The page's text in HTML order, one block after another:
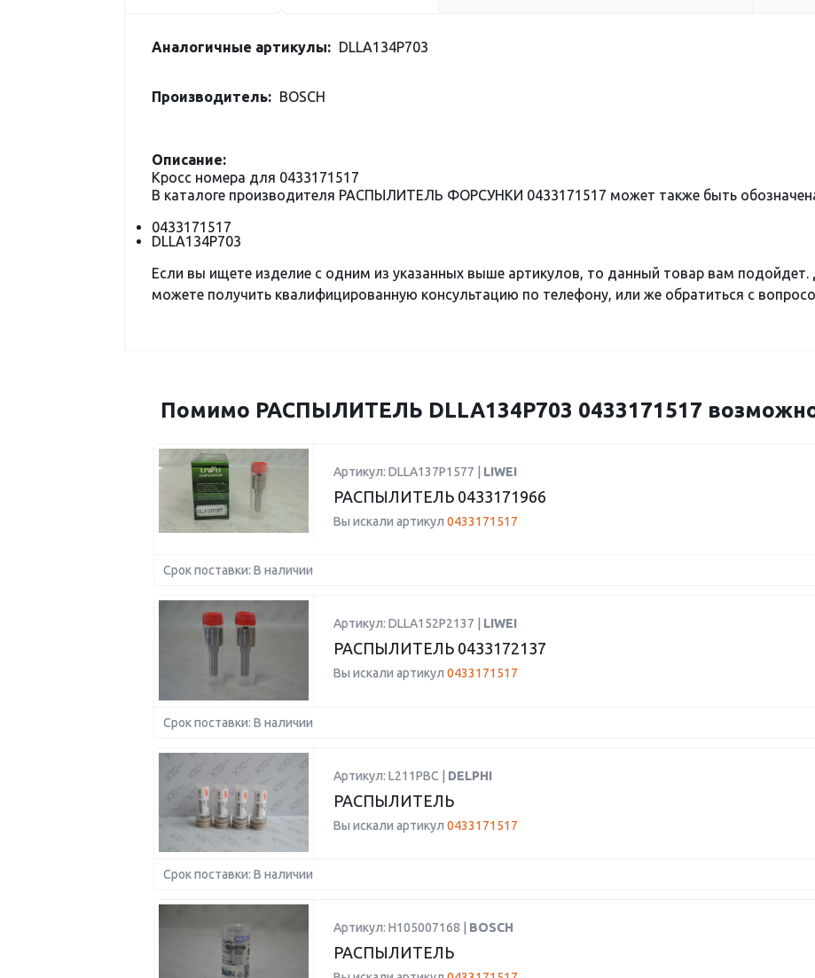
Аналогичные артикулы: DLLA134P703
Производитель: BOSCH
Описание:
Кросс номера для 0433171517
В каталоге производителя РАСПЫЛИТЕЛЬ ФОРСУНКИ 0433171517 может также быть
0433171517
DLLA134P703
Если вы ищете изделие с одним из указанных выше артикулов, то данный товар вам
можете получить квалифицированную консультацию по телефону, или же обратиться с
Помимо РАСПЫЛИТЕЛЬ DLLA134P703 0433171517 возможно
Артикул: DLLA137P1577 | LIWEI
РАСПЫЛИТЕЛЬ 0433171966
Вы искали артикул 0433171517
Срок поставки: В наличии
Артикул: DLLA152P2137 | LIWEI
РАСПЫЛИТЕЛЬ 0433172137
Вы искали артикул 0433171517
Срок поставки: В наличии
Артикул: L211PBC | DELPHI
РАСПЫЛИТЕЛЬ
Вы искали артикул 0433171517
Срок поставки: В наличии
Артикул: H105007168 | BOSCH
РАСПЫЛИТЕЛЬ